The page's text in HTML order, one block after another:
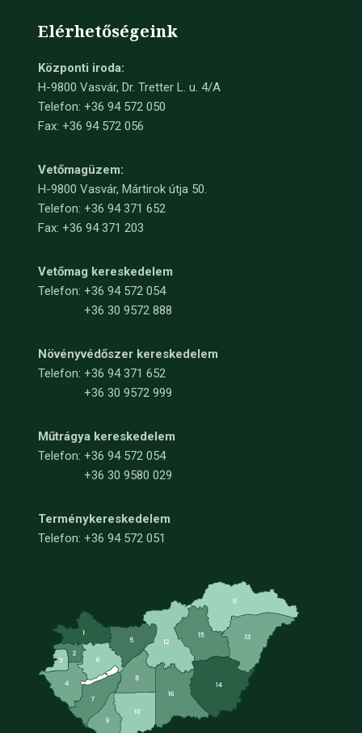
Elérhetőségeink
Központi iroda:
H-9800 Vasvár, Dr. Tretter L. u. 4/A
Telefon: +36 94 572 050
Fax: +36 94 572 056
Vetőmagüzem:
H-9800 Vasvár, Mártirok útja 50.
Telefon: +36 94 371 652
Fax: +36 94 371 203
Vetőmag kereskedelem
Telefon: +36 94 572 054
+36 30 9572 888
Növényvédőszer kereskedelem
Telefon: +36 94 371 652
+36 30 9572 999
Műtrágya kereskedelem
Telefon: +36 94 572 054
+36 30 9580 029
Terménykereskedelem
Telefon: +36 94 572 051